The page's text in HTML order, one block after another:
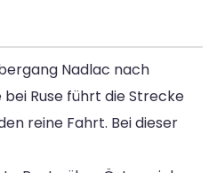
Nadlac nach
Ruse führt die Strecke
reine Fahrt. Bei dieser